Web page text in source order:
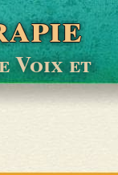
Voix et